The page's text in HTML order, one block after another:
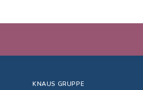
KNAUS GRUPPE